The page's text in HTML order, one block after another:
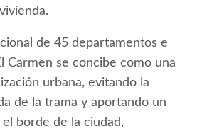
de 45 departamentos e
Carmen se concibe como una
urbana, evitando la
de la trama y aportando un
borde de la ciudad,